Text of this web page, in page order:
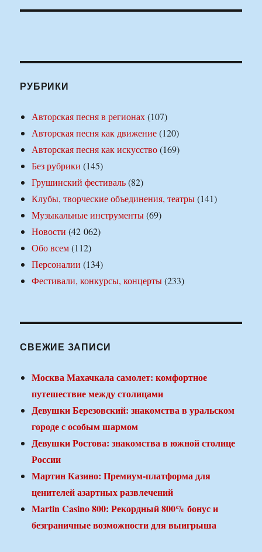
РУБРИКИ
Авторская песня в регионах(107)
Авторская песня как движение(120)
Авторская песня как искусство(169)
Без рубрики (145)
Грушинский фестиваль(82)
Клубы, творческие объединения, театры(141)
Музыкальные инструменты(69)
Новости (42 062)
Обо всем(112)
Персоналии (134)
Фестивали, конкурсы, концерты(233)
СВЕЖИЕ ЗАПИСИ
Москва Махачкала самолет: комфортное
путешествие между столицами
Девушки Березовский: знакомства в уральском
городе с особым шармом
Девушки Ростова: знакомства в южной столице
России
Мартин Казино: Премиум-платформа для
ценителей азартных развлечений
Martin Casino 800: Рекордный 800% бонус и
безграничные возможности для выигрыша